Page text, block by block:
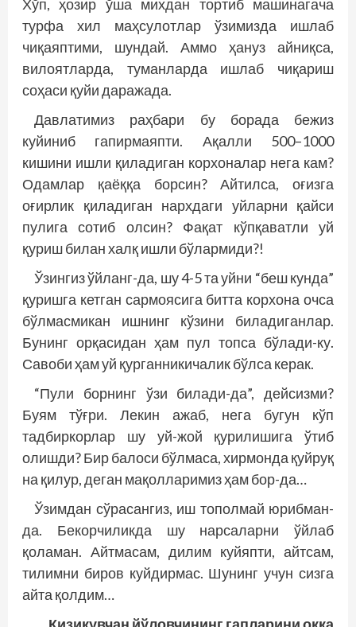
Хўп, ҳозир ўша михдан тортиб машинагача
турфа хил маҳсулотлар ўзимизда ишлаб
чиқаяптими, шундай. Аммо ҳануз айниқса,
вилоятларда, туманларда ишлаб чиқариш
соҳаси қуйи даражада.
Давлатимиз раҳбари бу борада бежиз
куйиниб гапирмаяпти. Ақалли 500–1000
кишини ишли қиладиган корхоналар нега кам?
Одамлар қаёққа борсин? Айтилса, оғизга
оғирлик қиладиган нархдаги уйларни қайси
пулига сотиб олсин? Фақат кўпқаватли уй
қуриш билан халқ ишли бўлармиди?!
Ўзингиз ўйланг-да, шу 4-5 та уйни “беш кунда”
қуришга кетган сармоясига битта корхона очса
бўлмасмикан ишнинг кўзини биладиганлар.
Бунинг орқасидан ҳам пул топса бўлади-ку.
Савоби ҳам уй қурганникичалик бўлса керак.
“Пули борнинг ўзи билади-да”, дейсизми?
Буям тўғри. Лекин ажаб, нега бугун кўп
тадбиркорлар шу уй-жой қурилишига ўтиб
олишди? Бир балоси бўлмаса, хирмонда қуйруқ
на қилур, деган мақолларимиз ҳам бор-да…
Ўзимдан сўрасангиз, иш тополмай юрибман-
да. Бекорчиликда шу нарсаларни ўйлаб
қоламан. Айтмасам, дилим куйяпти, айтсам,
тилимни биров куйдирмас. Шунинг учун сизга
айта қолдим…